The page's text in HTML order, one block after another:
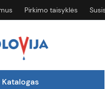
Pirkimo taisyklės
Katalogas